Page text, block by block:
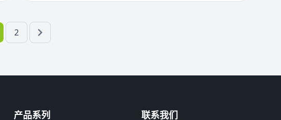
2
产品系列 联系我们